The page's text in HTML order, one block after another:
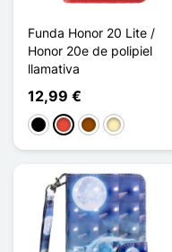
Funda Honor 20 Lite /
Honor 20e de polipiel
llamativa
12,99 €
NegroRojoMarrón
Oro